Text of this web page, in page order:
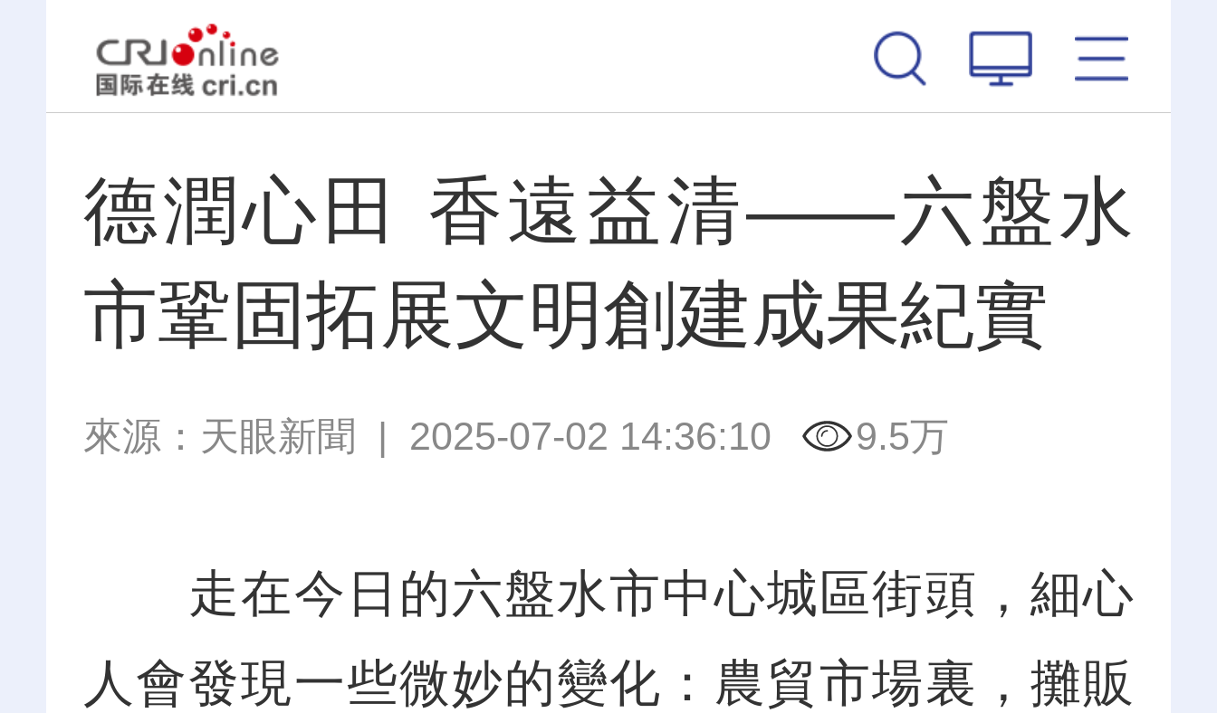
德潤心田 香遠益清——六盤水
市鞏固拓展文明創建成果紀實
來源： 天眼新聞 | 2025-07-02 14:36:10 9.5万
走在今日的六盤水市中心城區街頭，細心
人會發現一些微妙的變化：農貿市場裏，攤販